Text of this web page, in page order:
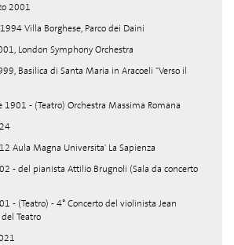
2001
Villa Borghese, Parco dei Daini
London Symphony Orchestra
Basilica di Santa Maria in Aracoeli "Verso il
- (Teatro) Orchestra Massima Romana
Aula Magna Universita' La Sapienza
- del pianista Attilio Brugnoli (Sala da concerto
- (Teatro) - 4° Concerto del violinista Jean
Teatro